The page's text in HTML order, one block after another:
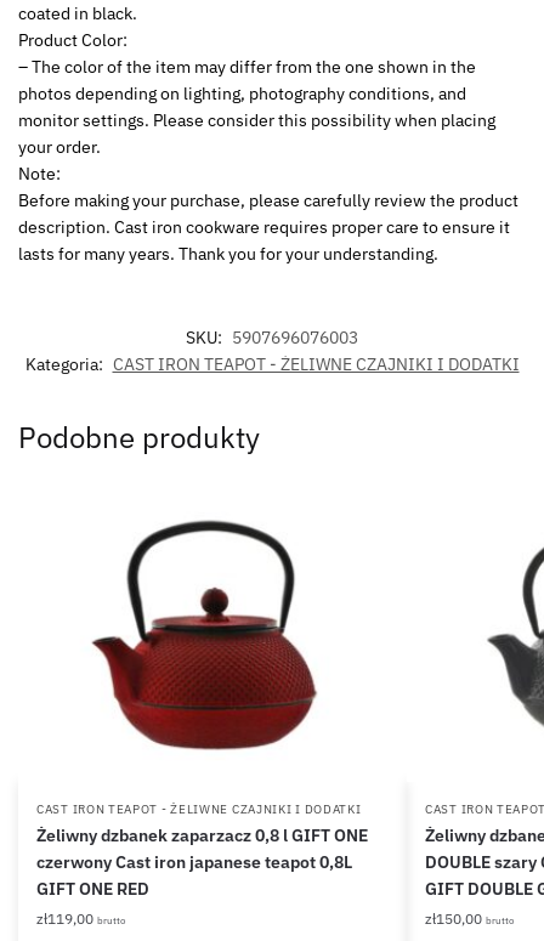
coated in black.
Product Color:
– The color of the item may differ from the one shown in the
photos depending on lighting, photography conditions, and
monitor settings. Please consider this possibility when placing
your order.
Note:
Before making your purchase, please carefully review the product
description. Cast iron cookware requires proper care to ensure it
lasts for many years. Thank you for your understanding.
SKU: 5907696076003
Kategoria: CAST IRON TEAPOT - ŻELIWNE CZAJNIKI I DODATKI
Podobne produkty
CAST IRON TEAPOT - ŻELIWNE CZAJNIKI I DODATKI
Żeliwny dzbanek zaparzacz 0,8 l GIFT ONE
czerwony Cast iron japanese teapot 0,8L
GIFT ONE RED
zł119,00 brutto
CAST IRON
Żeliwny
DOUBLE
GIFT DOUBLE
zł150,00 brutto